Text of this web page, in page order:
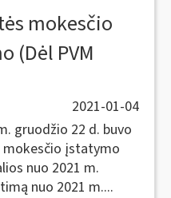
mokesčio
(Dėl PVM
2021-01-04
gruodžio 22 d. buvo
įstatymo
nuo 2021 m.
nuo 2021 m....